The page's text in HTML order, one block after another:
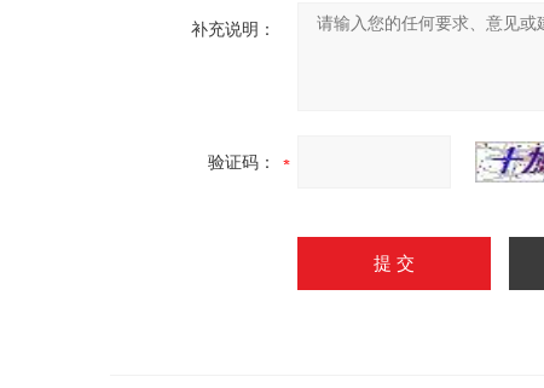
补充说明：
验证码：